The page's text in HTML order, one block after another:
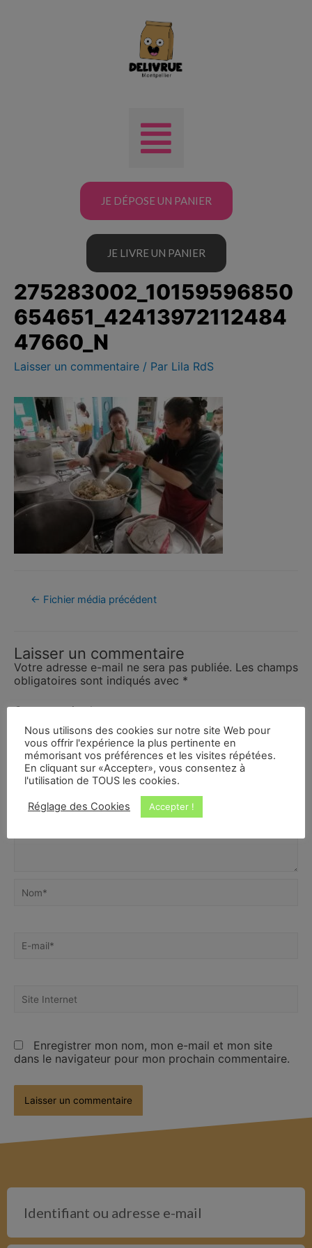
JE DÉPOSE UN PANIER
JE LIVRE UN PANIER
275283002_10159596850
654651_42413972112484
47660_N
Laisser un commentaire / Par Lila RdS
← Fichier média précédent
Laisser un commentaire
Votre adresse e-mail ne sera pas publiée. Les champs
obligatoires sont indiqués avec *
Commentaire*
Enregistrer mon nom, mon e-mail et mon site
dans le navigateur pour mon prochain commentaire.
Nous utilisons des cookies sur notre site Web pour
vous offrir l'expérience la plus pertinente en
mémorisant vos préférences et les visites répétées.
En cliquant sur «Accepter», vous consentez à
l'utilisation de TOUS les cookies.
Réglage des Cookies Accepter !